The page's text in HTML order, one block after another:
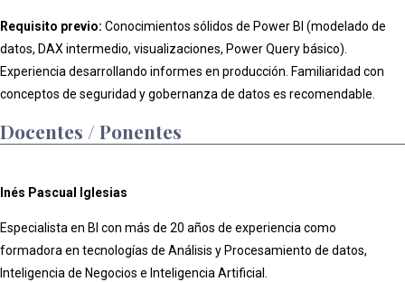
Requisito previo: Conocimientos sólidos de Power BI (modelado de
datos, DAX intermedio, visualizaciones, Power Query básico).
Experiencia desarrollando informes en producción. Familiaridad con
conceptos de seguridad y gobernanza de datos es recomendable.
Docentes / Ponentes
Inés Pascual Iglesias
Especialista en BI con más de 20 años de experiencia como
formadora en tecnologías de Análisis y Procesamiento de datos,
Inteligencia de Negocios e Inteligencia Artificial.